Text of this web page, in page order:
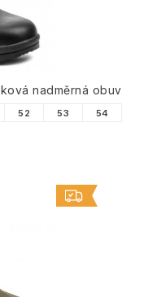
nadměrná obuv
52 53 54